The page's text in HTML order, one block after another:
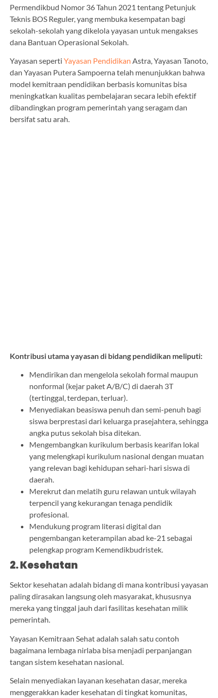
Permendikbud Nomor 36 Tahun 2021 tentang Petunjuk
Teknis BOS Reguler, yang membuka kesempatan bagi
sekolah-sekolah yang dikelola yayasan untuk mengakses
dana Bantuan Operasional Sekolah.
Yayasan seperti Yayasan Pendidikan Astra, Yayasan Tanoto,
dan Yayasan Putera Sampoerna telah menunjukkan bahwa
model kemitraan pendidikan berbasis komunitas bisa
meningkatkan kualitas pembelajaran secara lebih efektif
dibandingkan program pemerintah yang seragam dan
bersifat satu arah.
Kontribusi utama yayasan di bidang pendidikan meliputi:
Mendirikan dan mengelola sekolah formal maupun
nonformal (kejar paket A/B/C) di daerah 3T
(tertinggal, terdepan, terluar).
Menyediakan beasiswa penuh dan semi-penuh bagi
siswa berprestasi dari keluarga prasejahtera, sehingga
angka putus sekolah bisa ditekan.
Mengembangkan kurikulum berbasis kearifan lokal
yang melengkapi kurikulum nasional dengan muatan
yang relevan bagi kehidupan sehari-hari siswa di
daerah.
Merekrut dan melatih guru relawan untuk wilayah
terpencil yang kekurangan tenaga pendidik
profesional.
Mendukung program literasi digital dan
pengembangan keterampilan abad ke-21 sebagai
pelengkap program Kemendikbudristek.
2. Kesehatan
Sektor kesehatan adalah bidang di mana kontribusi yayasan
paling dirasakan langsung oleh masyarakat, khususnya
mereka yang tinggal jauh dari fasilitas kesehatan milik
pemerintah.
Yayasan Kemitraan Sehat adalah salah satu contoh
bagaimana lembaga nirlaba bisa menjadi perpanjangan
tangan sistem kesehatan nasional.
Selain menyediakan layanan kesehatan dasar, mereka
menggerakkan kader kesehatan di tingkat komunitas,